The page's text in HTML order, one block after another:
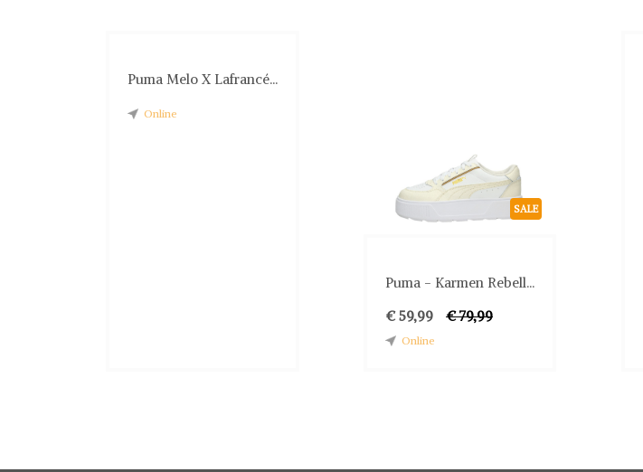
Puma Melo X Lafrancé...
Online
SALE
Puma - Karmen Rebell...
€ 59,99
€ 79,99
Online